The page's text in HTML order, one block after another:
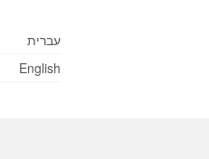
עברית
English